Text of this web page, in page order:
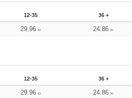
12-35 36 +
29.96 kr 24.86kr
12-35 36 +
29.96 kr 24.86kr